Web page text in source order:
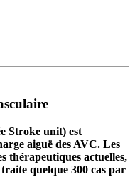
Stroke unit) est
aiguë des AVC. Les
thérapeutiques actuelles,
quelque 300 cas par